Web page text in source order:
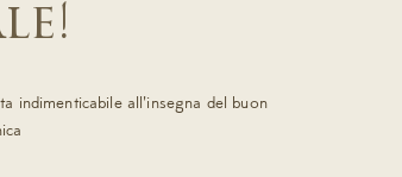
indimenticabile all'insegna del buon